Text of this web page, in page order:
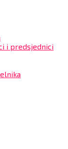
i predsjednici